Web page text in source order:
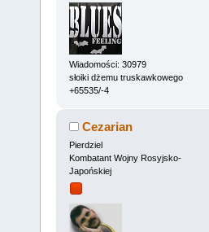
Wiadomości: 30979
słoiki dżemu truskawkowego
+65535/-4
Cezarian
Pierdziel
Kombatant Wojny Rosyjsko-
Japońskiej